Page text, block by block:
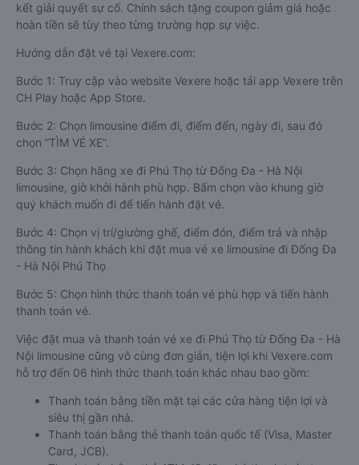
kết giải quyết sự cố. Chính sách tặng coupon giảm giá hoặc
hoàn tiền sẽ tùy theo từng trường hợp sự việc.
Hướng dẫn đặt vé tại Vexere.com:
Bước 1: Truy cập vào website Vexere hoặc tải app Vexere trên
CH Play hoặc App Store.
Bước 2: Chọn limousine điểm đi, điểm đến, ngày đi, sau đó
chọn “TÌM VÉ XE”.
Bước 3: Chọn hãng xe đi Phú Thọ từ Đống Đa - Hà Nội
limousine, giờ khởi hành phù hợp. Bấm chọn vào khung giờ
quý khách muốn đi để tiến hành đặt vé.
Bước 4: Chọn vị trí/giường ghế, điểm đón, điểm trả và nhập
thông tin hành khách khi đặt mua vé xe limousine đi Đống Đa
- Hà Nội Phú Thọ
Bước 5: Chọn hình thức thanh toán vé phù hợp và tiến hành
thanh toán vé.
Việc đặt mua và thanh toán vé xe đi Phú Thọ từ Đống Đa - Hà
Nội limousine cũng vô cùng đơn giản, tiện lợi khi Vexere.com
hỗ trợ đến 06 hình thức thanh toán khác nhau bao gồm:
Thanh toán bằng tiền mặt tại các cửa hàng tiện lợi và
siêu thị gần nhà.
Thanh toán bằng thẻ thanh toán quốc tế (Visa, Master
Card, JCB).